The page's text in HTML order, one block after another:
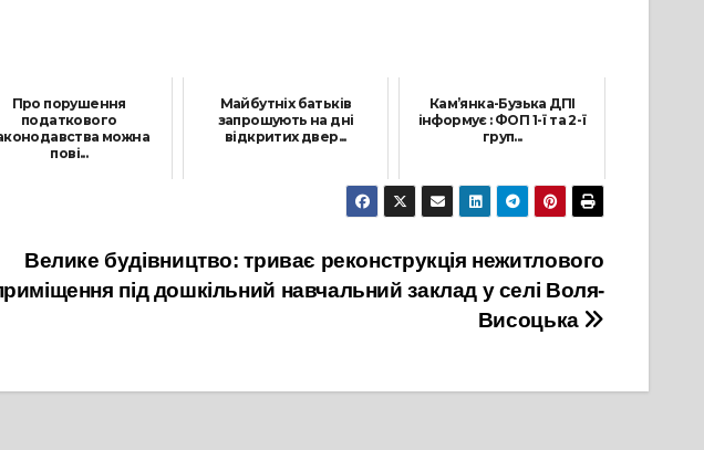
Про порушення
податкового
можна
пові...
Майбутніх батьків
запрошують на дні
відкритих двер...
Кам’янка-Бузька ДПІ
інформує : ФОП 1-ї та 2-ї
груп...
8 Червня, 2022
Велике будівництво: триває реконструкція нежитлового
під дошкільний навчальний заклад у селі Воля-
Висоцька